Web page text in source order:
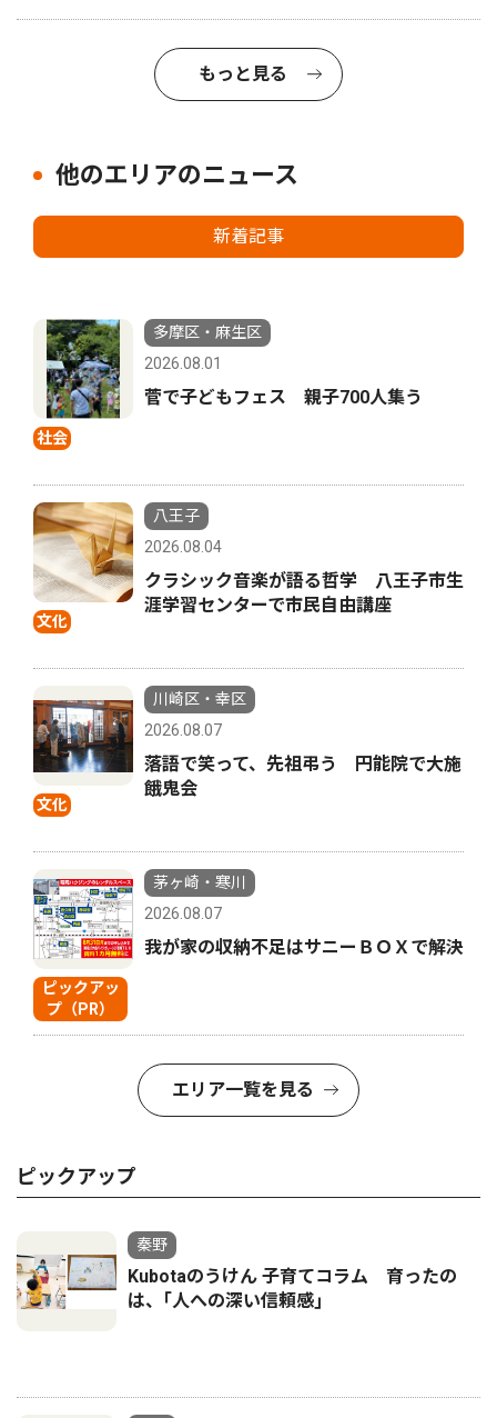
もっと見る
他のエリアのニュース
新着記事
社会
多摩区・麻生区
2026.08.01
菅で子どもフェス 親子700人集う
文化
八王子
2026.08.04
クラシック音楽が語る哲学 八王子市生
涯学習センターで市民自由講座
文化
川崎区・幸区
2026.08.07
落語で笑って、先祖弔う 円能院で大施
餓鬼会
ピックアッ
プ（PR）
茅ヶ崎・寒川
2026.08.07
我が家の収納不足はサニーＢＯＸで解決
エリア一覧を見る
ピックアップ
秦野
Kubotaのうけん 子育てコラム 育ったの
は、｢人への深い信頼感｣